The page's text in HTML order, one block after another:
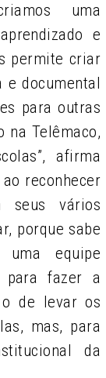
uma
e
permite criar
documental
para outras
na Telêmaco,
afirma
ao reconhecer
seus vários
porque sabe
uma equipe
para fazer a
o de levar os
mas, para
da